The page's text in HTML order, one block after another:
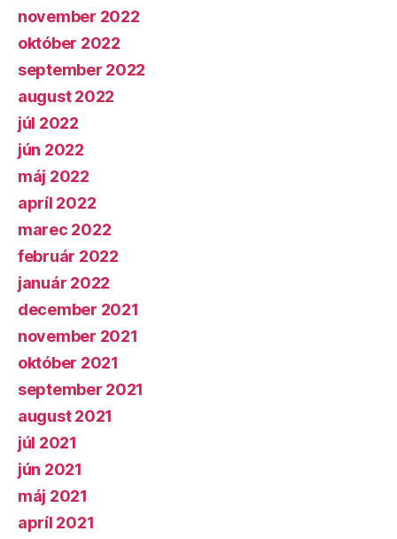
november 2022
október 2022
september 2022
august 2022
júl 2022
jún 2022
máj 2022
apríl 2022
marec 2022
február 2022
január 2022
december 2021
november 2021
október 2021
september 2021
august 2021
júl 2021
jún 2021
máj 2021
apríl 2021